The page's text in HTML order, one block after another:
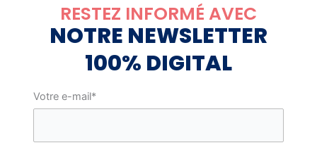
RESTEZ INFORMÉ AVEC
NOTRE NEWSLETTER
100% DIGITAL
Votre e-mail*